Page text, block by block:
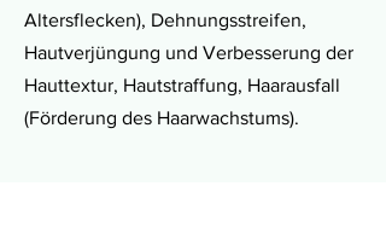
Altersflecken), Dehnungsstreifen,
Hautverjüngung und Verbesserung der
Hauttextur, Hautstraffung, Haarausfall
(Förderung des Haarwachstums).